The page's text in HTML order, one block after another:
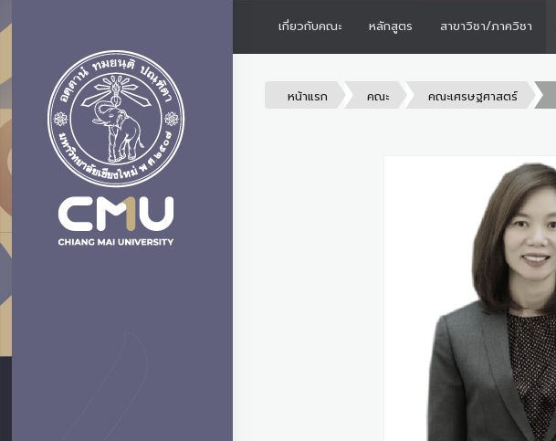
เกี่ยวกับคณะ หลักสูตร สาขาวิชา/ภาควิชา
หน้าแรก คณะ คณะเศรษฐศาสตร์